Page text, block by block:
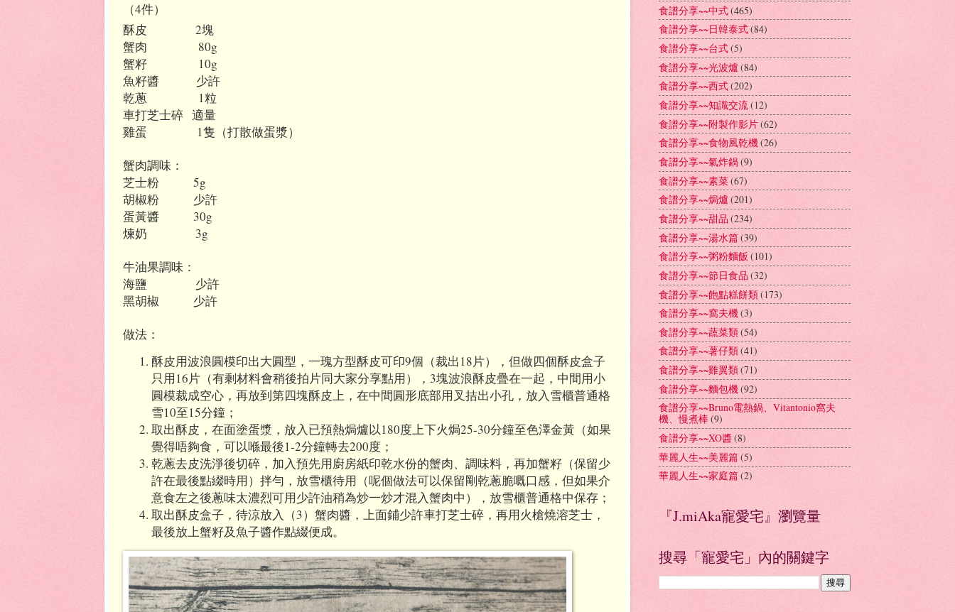
（4件）
酥皮
2塊
蟹肉
80g
蟹籽
10g
魚籽醬
少許
乾蔥
1粒
車打芝士碎 適量
雞蛋 1隻（打散做蛋漿）
蟹肉調味：
芝士粉
5g
胡椒粉
少許
蛋黃醬
30g
煉奶
3g
牛油果調味：
海鹽
少許
黑胡椒
少許
做法：
酥皮用波浪圓模印出大圓型，一瑰方型酥皮可印9個（裁出18片），但做四個酥皮盒子
只用16片（有剩材料會稍後拍片同大家分享點用）， 3塊波浪酥皮疊在一起，中間用小
圓模裁成空心，再放到第四塊酥皮上，在中間圓形底部用叉拮出小孔，放入雪櫃普通格
雪10至15分鐘；
取出酥皮，在面塗蛋漿，放入已預熱焗爐以180度上下火焗25-30分鐘至色澤金黃（如果
覺得唔夠食，可以喺最後1-2分鐘轉去200度；
乾蔥去皮洗淨後切碎，加入預先用廚房紙印乾水份的蟹肉、調味料，再加蟹籽（保留少
許在最後點綴時用）拌勻，放雪櫃待用（呢個做法可以保留剛乾蔥脆嘅口感，但如果介
意食左之後蔥味太濃烈可用少許油稍為炒一炒才混入蟹肉中），放雪櫃普通格中保存；
取出酥皮盒子，待涼放入（3）蟹肉醬，上面鋪少許車打芝士碎，再用火槍燒溶芝士，
最後放上蟹籽及魚子醬作點綴便成。
食譜分享~~中式(465)
食譜分享~~日韓泰式(84)
食譜分享~~台式(5)
食譜分享~~光波爐 (84)
食譜分享~~西式(202)
食譜分享~~知識交流(12)
食譜分享~~附製作影片(62)
食譜分享~~食物風乾機(26)
食譜分享~~氣炸鍋(9)
食譜分享~~素菜(67)
食譜分享~~焗爐 (201)
食譜分享~~甜品 (234)
食譜分享~~湯水篇(39)
食譜分享~~粥粉麵飯 (101)
食譜分享~~節日食品 (32)
食譜分享~~飽點糕餅類(173)
食譜分享~~窩夫機(3)
食譜分享~~蔬菜類(54)
食譜分享~~薯仔類(41)
食譜分享~~雞翼類(71)
食譜分享~~麵包機(92)
食譜分享~~Bruno電熱鍋、Vitantonio窩夫
機、慢煮棒(9)
食譜分享~~XO醬(8)
華麗人生~~美麗篇(5)
華麗人生~~家庭篇(2)
『J.miAka寵愛宅』瀏覽量
搜尋「寵愛宅」內的關鍵字